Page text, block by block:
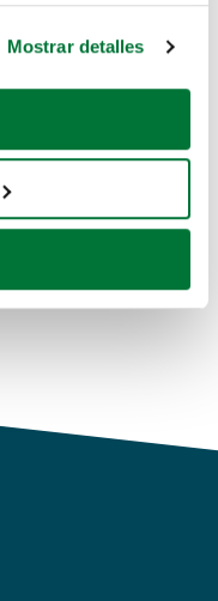
ubicación geográfica
activamente
(huellas
se procesan sus
sitio web con
publicidad y análisis
Mostrar detalles